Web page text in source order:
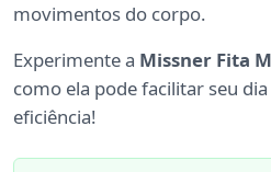
movimentos do corpo.
Experimente a Missner Fita
como ela pode facilitar seu
eficiência!